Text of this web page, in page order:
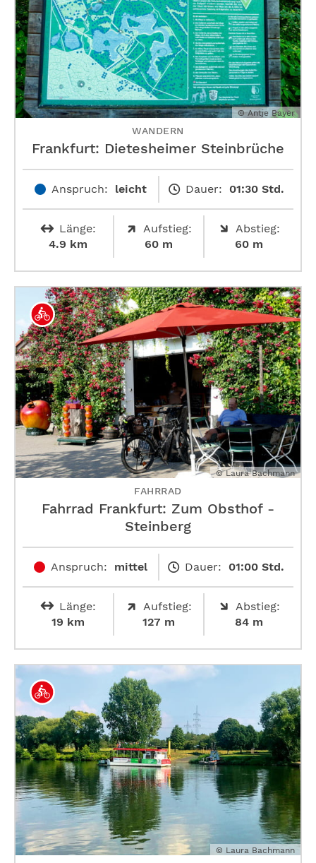
© Antje Bayer
WANDERN
Frankfurt: Dietesheimer Steinbrüche
Anspruch: leicht Dauer: 01:30 Std.
Länge:
4.9 km
Aufstieg:
60 m
Abstieg:
60 m
© Laura Bachmann
FAHRRAD
Fahrrad Frankfurt: Zum Obsthof ­
Steinberg
Anspruch: mittel Dauer: 01:00 Std.
Länge:
19 km
Aufstieg:
127 m
Abstieg:
84 m
© Laura Bachmann